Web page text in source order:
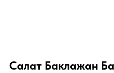
Салат Баклажан